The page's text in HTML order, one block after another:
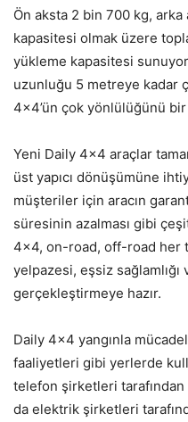
Ön aksta 2 bin 700 kg,
kapasitesi olmak üzere
yükleme kapasitesi
uzunluğu 5 metreye kadar
4×4’ün çok yönlülüğünü
Yeni Daily 4×4 araçlar
üst yapıcı dönüşümüne
müşteriler için aracın
süresinin azalması gibi
4×4, on-road, off-road her
yelpazesi, eşsiz
gerçekleştirmeye hazır.
Daily 4×4 yangınla
faaliyetleri gibi yerlerde
telefon şirketleri tarafından
da elektrik şirketleri